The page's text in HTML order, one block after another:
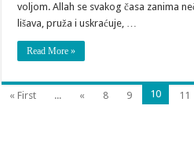
voljom. Allah se svakog časa zanima
lišava, pruža i uskraćuje, …
Read More »
« First ... « 8 9 10 11